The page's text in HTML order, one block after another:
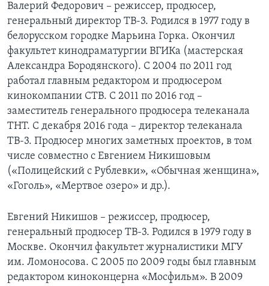
Валерий Федорович – режиссер, продюсер,
генеральный директор ТВ-3. Родился в 1977 году в
белорусском городке Марьина Горка. Окончил
факультет кинодраматургии ВГИКа (мастерская
Александра Бородянского). С 2004 по 2011 год
работал главным редактором и продюсером
кинокомпании СТВ. С 2011 по 2016 год –
заместитель генерального продюсера телеканала
ТНТ. С декабря 2016 года – директор телеканала
ТВ-3. Продюсер многих заметных проектов, в том
числе совместно с Евгением Никишовым
(«Полицейский с Рублевки», «Обычная женщина»,
«Гоголь», «Мертвое озеро» и др.).
Евгений Никишов – режиссер, продюсер,
генеральный продюсер ТВ-3. Родился в 1979 году в
Москве. Окончил факультет журналистики МГУ
им. Ломоносова. С 2005 по 2009 годы был главным
редактором киноконцерна «Мосфильм». В 2009